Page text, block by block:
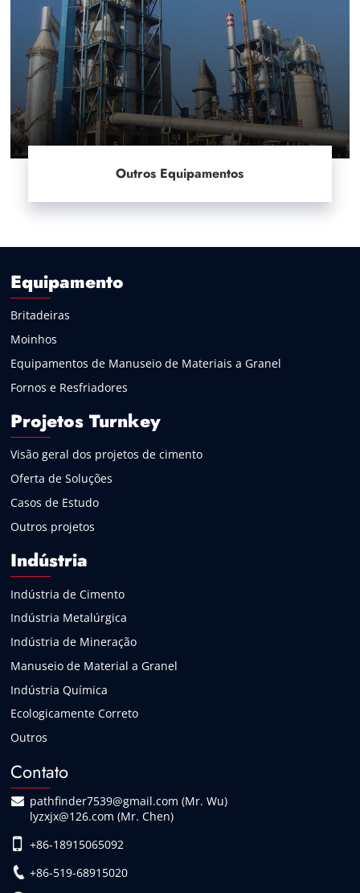
Outros Equipamentos
Equipamento
Britadeiras
Moinhos
Equipamentos de Manuseio de Materiais a Granel
Fornos e Resfriadores
Projetos Turnkey
Visão geral dos projetos de cimento
Oferta de Soluções
Casos de Estudo
Outros projetos
Indústria
Indústria de Cimento
Indústria Metalúrgica
Indústria de Mineração
Manuseio de Material a Granel
Indústria Química
Ecologicamente Correto
Outros
Contato
pathfinder7539@gmail.com (Mr. Wu)
lyzxjx@126.com (Mr. Chen)
+86-18915065092
+86-519-68915020